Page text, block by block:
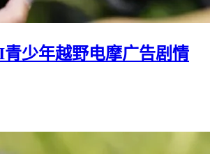
青少年越野电摩广告剧情